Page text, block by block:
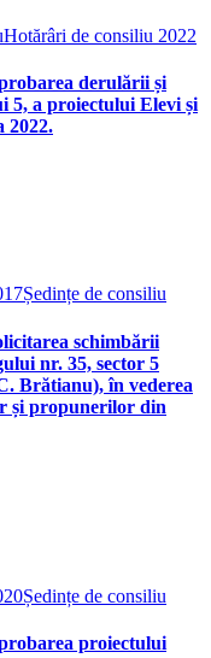
Hotărâri de consiliu 2022
derulării și
5, a proiectului Elevi și
2022.
Ședințe de consiliu
schimbării
nr. 35, sector 5
Brătianu), în vederea
și propunerilor din
Ședințe de consiliu
proiectului